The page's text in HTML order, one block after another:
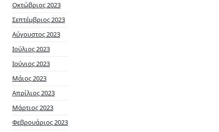
Οκτώβριος 2023
Σεπτέμβριος 2023
Αύγουστος 2023
Ιούλιος 2023
Ιούνιος 2023
Μάιος 2023
Απρίλιος 2023
Μάρτιος 2023
Φεβρουάριος 2023